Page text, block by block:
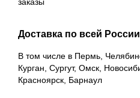
Доставка по всей России
В том числе в Пермь,
Курган, Сургут, Омск,
Красноярск, Барнаул